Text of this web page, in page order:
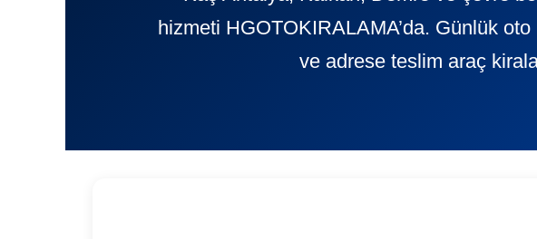
hizmeti HGOTOKIRALAMA’da. Günlük
ve adrese teslim araç